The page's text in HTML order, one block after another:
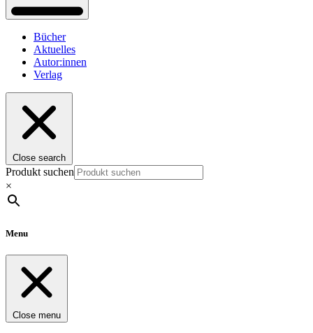
Bücher
Aktuelles
Autor:innen
Verlag
Close search
Produkt suchen
×
Menu
Close menu